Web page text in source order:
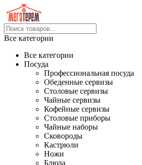
Все категории
Все категории
Посуда
Профессиональная посуда
Обеденные сервизы
Столовые сервизы
Чайные сервизы
Кофейные сервизы
Столовые приборы
Чайные наборы
Сковороды
Кастрюли
Ножи
Блюда